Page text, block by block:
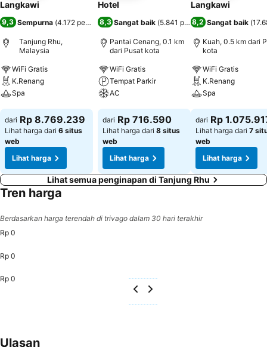
Langkawi
9,3 Sempurna (4.172 penilaian)
Tanjung Rhu,
Malaysia
WiFi Gratis
K.Renang
Spa
Lihat harga
dari Rp 8.769.239
Lihat harga dari 6 situs
web
Lihat harga
Hotel
8,3 Sangat baik (5.841 penilaian)
Pantai Cenang, 0.1 km
dari Pusat kota
WiFi Gratis
Tempat Parkir
AC
Lihat harga
dari Rp 716.590
Lihat harga dari 8 situs
web
Lihat harga
Langkawi
8,2 Sangat baik (
Kuah, 0.5 km dari
kota
WiFi Gratis
K.Renang
Spa
Lihat harga
dari Rp
Lihat harga dari 7
web
Lihat harga
Lihat semua penginapan di Tanjung Rhu
Tren harga
Berdasarkan harga terendah di trivago dalam 30 hari terakhir
Rp 0
Rp 0
Rp 0
Ulasan